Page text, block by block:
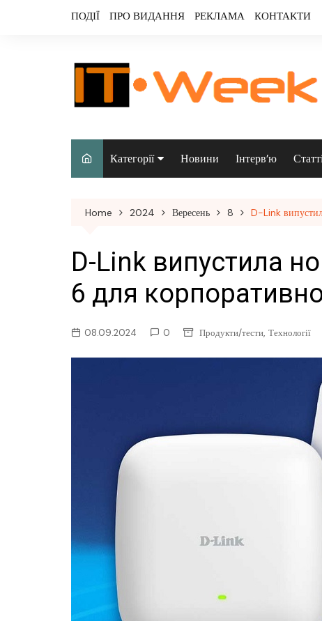
ПОДІЇ ПРО ВИДАННЯ РЕКЛАМА КОНТАКТИ
Категорії
Аудіо & відео
Безпека
датацентри
Наука
Периферія
Софт
Телеком
Технології
Фінтех
Новини Інтерв’ю
Home 2024 Вересень 8 D-Link
D-Link випустила
6 для
08.09.2024 0 Продукти/тести, Технології